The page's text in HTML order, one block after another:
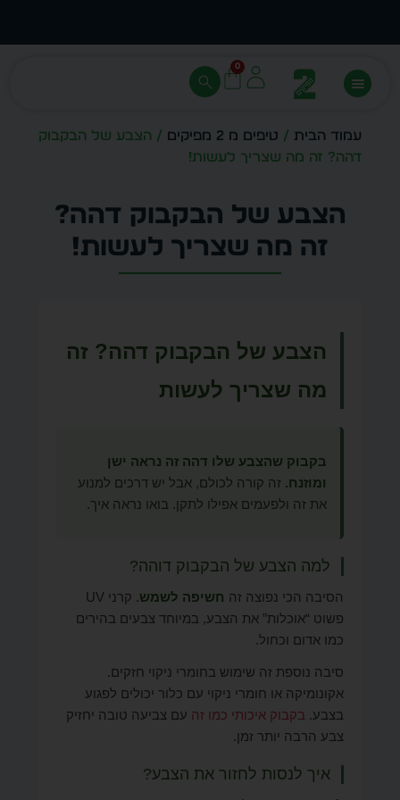
0
עמוד הבית / טיפים מ 2 מפיקים
/ הצבע של הבקבוק
דהה? זה מה שצריך לעשות!
הצבע של הבקבוק דהה?
זה מה שצריך לעשות!
הצבע של הבקבוק דהה? זה
מה שצריך לעשות
בקבוק שהצבע שלו דהה זה נראה ישן
ומוזנח. זה קורה לכולם, אבל יש דרכים למנוע
את זה ולפעמים אפילו לתקן. בואו נראה איך.
למה הצבע של הבקבוק דוהה?
הסיבה הכי נפוצה זה חשיפה לשמש
. קרני UV
פשוט “אוכלות” את הצבע, במיוחד צבעים בהירים
כמו אדום וכחול.
סיבה נוספת זה שימוש בחומרי ניקוי חזקים.
אקונומיקה או חומרי ניקוי עם כלור יכולים לפגוע
בצבע. בקבוק איכותי כמו זה עם צביעה טובה יחזיק
צבע הרבה יותר זמן.
איך לנסות לחזור את הצבע?